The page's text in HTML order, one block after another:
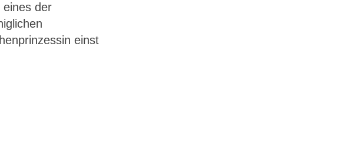
eines der
einst